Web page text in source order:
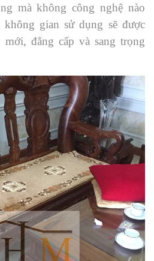
mà không công nghệ nào
gian sử dụng sẽ được
đẳng cấp và sang trọng